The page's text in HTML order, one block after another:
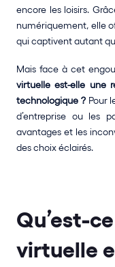
encore les loisirs.
numériquement, elle
qui captivent autant
Mais face à cet
virtuelle est-elle une
technologique ? Pour
d’entreprise ou les
avantages et les
des choix éclairés.
Qu’est-
virtuelle